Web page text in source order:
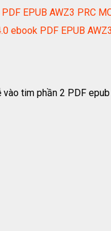
EPUB AWZ3 PRC
ebook PDF EPUB
tim phần 2 PDF